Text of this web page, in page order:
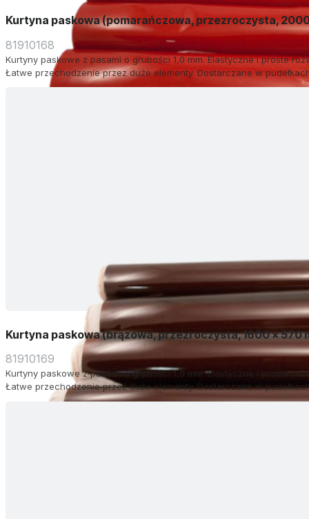
Kurtyna paskowa (pomarańczowa, przezroczysta,
81910168
Kurtyny paskowe z pasami o grubości 1,0 mm. Elastyczne i proste
Łatwe przechodzenie przez duże elementy. Dostarczane w
Kurtyna paskowa (brązowa, przezroczysta, 1600 x 570
81910169
Kurtyny paskowe z pasami o grubości 1,0 mm. Elastyczne i proste
Łatwe przechodzenie przez duże elementy. Dostarczane w